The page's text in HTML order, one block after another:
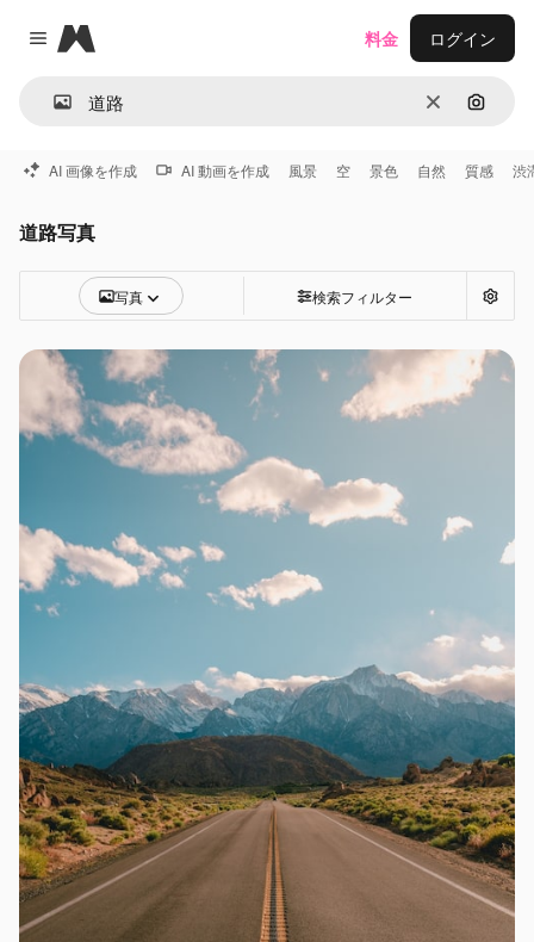
Close menu
Magnific
消去 画像で
料金 ログイン
AI 画像を作成 AI 動画を作成 風景 空 景色 自然 質感 渋
道路写真
写真 検索フィルター